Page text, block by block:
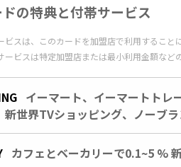
の特典と付帯サービス
ビスは、このカードを加盟店で利用すること
ービスは特定加盟店または最小利用金額など
イーマート、イーマートトレ
新世界TVショッピング、ノーブ
カフェとベーカリーで0.1~5 %